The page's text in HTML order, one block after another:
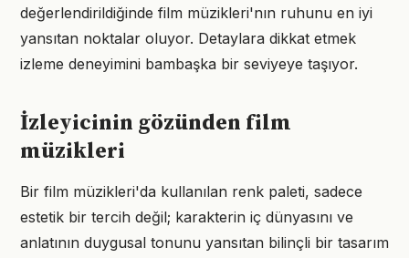
değerlendirildiğinde film müzikleri'nın ruhunu en iyi
yansıtan noktalar oluyor. Detaylara dikkat etmek
izleme deneyimini bambaşka bir seviyeye taşıyor.
İzleyicinin gözünden film
müzikleri
Bir film müzikleri'da kullanılan renk paleti, sadece
estetik bir tercih değil; karakterin iç dünyasını ve
anlatının duygusal tonunu yansıtan bilinçli bir tasarım